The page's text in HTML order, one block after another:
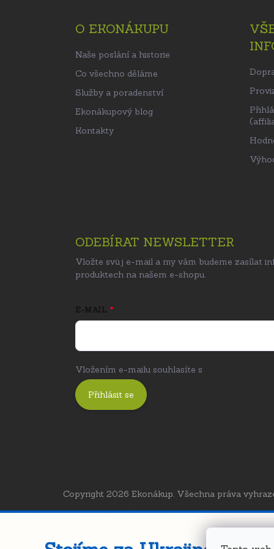
O EKONÁKUPU
Naše poslání a historie
Co všechno děláme
Služby a poradenství
Ekonákupový blog
Kontakty
ODEBÍRAT NEWSLETTER
Vložte svůj e-mail a my vám budeme zasílat
produktech na našem e-shopu.
E-MAIL
Vložením e-mailu souhlasíte s
Přihlásit se
Copyright 2026 Ekonákup . Všechna práva